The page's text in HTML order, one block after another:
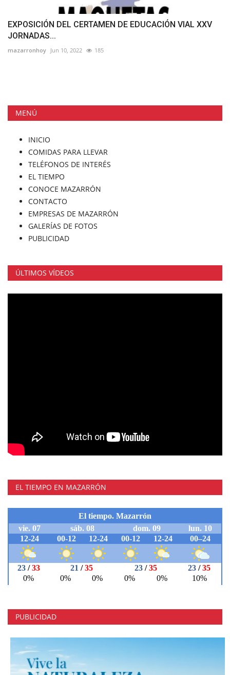
EXPOSICIÓN DEL CERTAMEN DE EDUCACIÓN VIAL XXV
JORNADAS...
mazarronhoy Jun 10, 2022 185
MENÚ
INICIO
COMIDAS PARA LLEVAR
TELÉFONOS DE INTERÉS
EL TIEMPO
CONOCE MAZARRÓN
CONTACTO
EMPRESAS DE MAZARRÓN
GALERÍAS DE FOTOS
PUBLICIDAD
ÚLTIMOS VÍDEOS
EL TIEMPO EN MAZARRÓN
PUBLICIDAD